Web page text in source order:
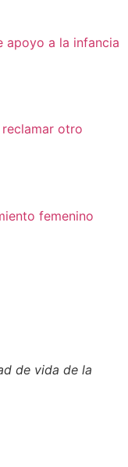
apoyo a la infancia
otro
femenino
de vida de la